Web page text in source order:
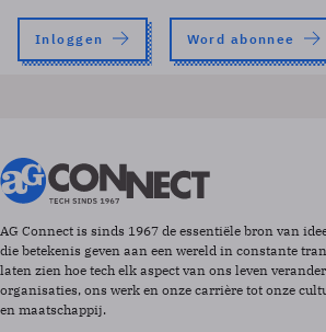
Inloggen Word abonnee
AG Connect is sinds 1967 de essentiële bron van
die betekenis geven aan een wereld in constante
laten zien hoe tech elk aspect van ons leven
organisaties, ons werk en onze carrière tot onze
en maatschappij.